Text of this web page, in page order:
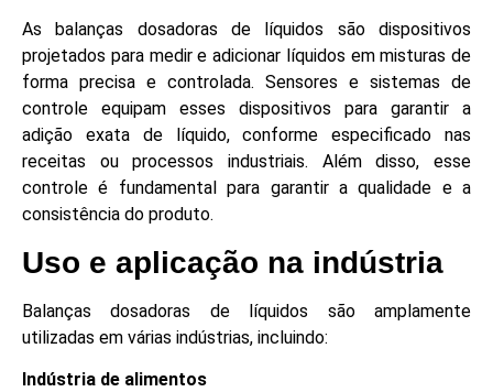
As balanças dosadoras de líquidos são dispositivos
projetados para medir e adicionar líquidos em misturas de
forma precisa e controlada. Sensores e sistemas de
controle equipam esses dispositivos para garantir a
adição exata de líquido, conforme especificado nas
receitas ou processos industriais. Além disso, esse
controle é fundamental para garantir a qualidade e a
consistência do produto.
Uso e aplicação na indústria
Balanças dosadoras de líquidos são amplamente
utilizadas em várias indústrias, incluindo:
Indústria de alimentos